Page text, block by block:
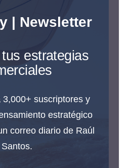
| Newsletter
estrategias
3,000+ suscriptores y
estratégico
correo diario de Raúl
Santos.